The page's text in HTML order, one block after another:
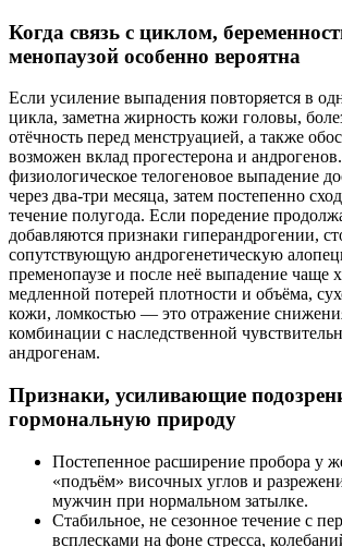
Когда связь с циклом,
менопаузой особенно вероятна
Если усиление выпадения повторяется в
цикла, заметна жирность кожи головы,
отёчность перед менструацией, а также
возможен вклад прогестерона и
физио­логическое телогеновое выпадение
через два‑три месяца, затем постепенно
течение полугода. Если поредение
добавляются признаки гиперандрогении,
сопутствующую андрогенетическую
пременопаузе и после неё выпадение чаще
медленной потерей плотности и объёма,
кожи, ломкостью — это отражение
комбинации с наследственной
андрогенам.
Признаки, усиливающие
гормональную природу
Постепенное расширение пробора у
«подъём» височных углов и
мужчин при нормальном затылке.
Стабильное, не сезонное течение с
всплесками на фоне стресса,